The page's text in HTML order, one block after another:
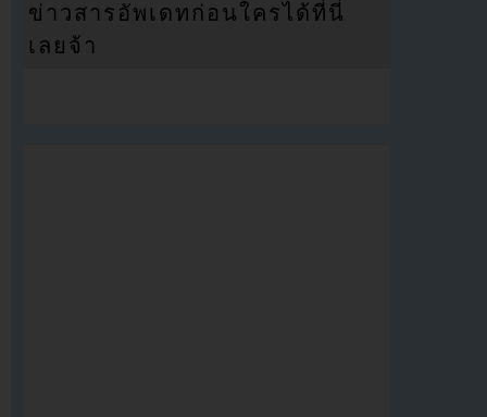
ข่าวสารอัพเดทก่อนใครได้ที่นี่
เลยจ้า